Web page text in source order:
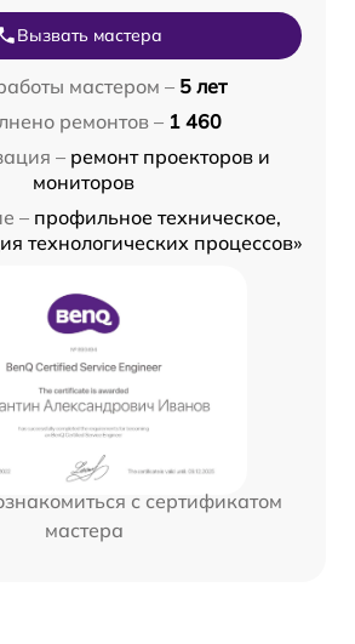
Вызвать мастера
мастером – 5 лет
ремонтов – 1 460
– ремонт проекторов и
мониторов
– профильное техническое,
технологических процессов»
с сертификатом
мастера